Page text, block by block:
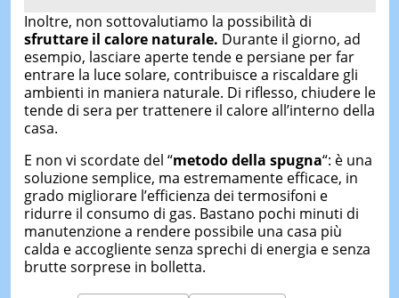
Inoltre, non sottovalutiamo la possibilità di
sfruttare il calore naturale. Durante il giorno, ad
esempio, lasciare aperte tende e persiane per far
entrare la luce solare, contribuisce a riscaldare gli
ambienti in maniera naturale. Di riflesso, chiudere le
tende di sera per trattenere il calore all’interno della
casa.
E non vi scordate del “metodo della spugna“: è una
soluzione semplice, ma estremamente efficace, in
grado migliorare l’efficienza dei termosifoni e
ridurre il consumo di gas. Bastano pochi minuti di
manutenzione a rendere possibile una casa più
calda e accogliente senza sprechi di energia e senza
brutte sorprese in bolletta.